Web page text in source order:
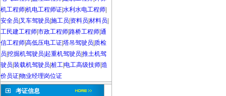
机工程师机电工程师证水利水电工程师
安全员 叉车驾驶员 施工员 资料员 材料员
工民建工程师市政工程师路桥工程师通
信工程师高低压电工证塔吊驾驶员 质检
员 挖掘机驾驶员|起重机驾驶员 推土机驾
驶员 装载机驾驶员 桩工电工高级技师造
价员证物业经理岗位证
考证信息